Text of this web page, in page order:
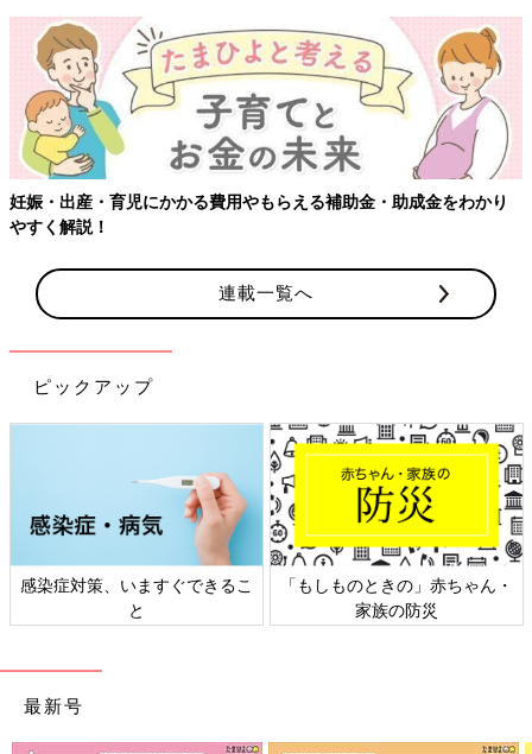
妊娠・出産・育児にかかる費用やもらえる補助金・助成金をわかり
やすく解説！
連載一覧へ
ピックアップ
感染症対策、いますぐできるこ
と
「もしものときの」赤ちゃん・
家族の防災
最新号